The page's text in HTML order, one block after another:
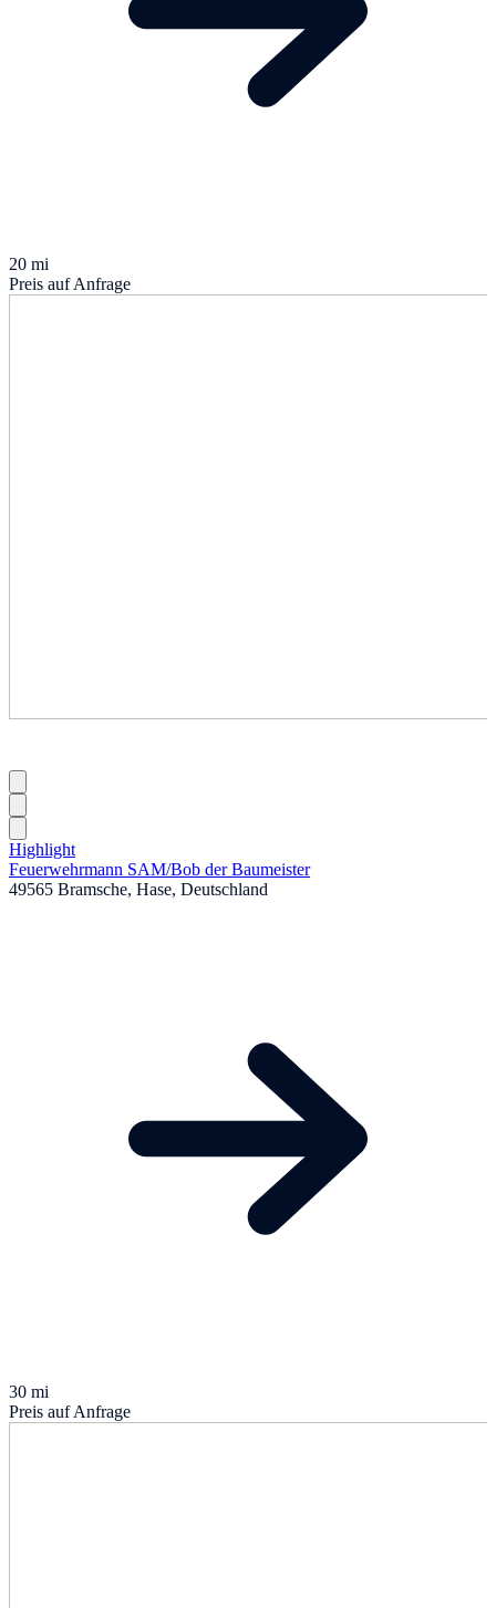
20 mi
Preis auf Anfrage
Highlight
Feuerwehrmann SAM/Bob der Baumeister
49565 Bramsche, Hase, Deutschland
30 mi
Preis auf Anfrage